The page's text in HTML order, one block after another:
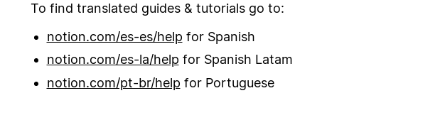
To find translated guides & tutorials go to:
notion.com/es-es/help for Spanish
notion.com/es-la/help for Spanish Latam
notion.com/pt-br/help for Portuguese